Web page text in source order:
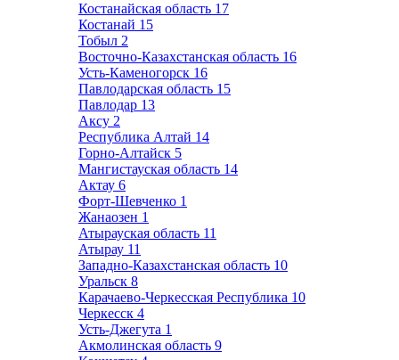
Костанайская область 17
Костанай 15
Тобыл 2
Восточно-Казахстанская область 16
Усть-Каменогорск 16
Павлодарская область 15
Павлодар 13
Аксу 2
Республика Алтай 14
Горно-Алтайск 5
Мангистауская область 14
Актау 6
Форт-Шевченко 1
Жанаозен 1
Атырауская область 11
Атырау 11
Западно-Казахстанская область 10
Уральск 8
Карачаево-Черкесская Республика 10
Черкесск 4
Усть-Джегута 1
Акмолинская область 9